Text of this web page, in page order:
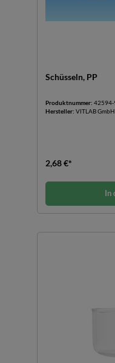
Schüsseln, PP
Produktnummer:
Hersteller: VITLAB GmbH
2,68 €*
In